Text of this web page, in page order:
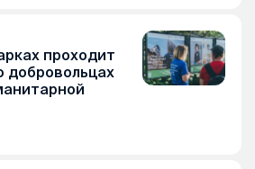
проходит
добровольцах